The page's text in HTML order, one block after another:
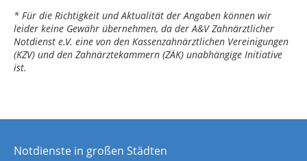
* Für die Richtigkeit und Aktualität der Angaben können wir
leider keine Gewähr übernehmen, da der A&V Zahnärztlicher
Notdienst e.V. eine von den Kassenzahnärztlichen Vereinigungen
(KZV) und den Zahnärztekammern (ZÄK) unabhängige Initiative
ist.
Notdienste in großen Städten